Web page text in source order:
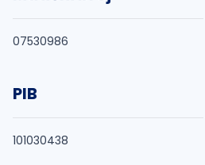
07530986
PIB
101030438